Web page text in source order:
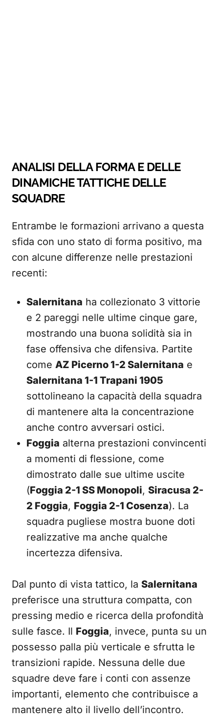
ANALISI DELLA FORMA E DELLE
DINAMICHE TATTICHE DELLE
SQUADRE
Entrambe le formazioni arrivano a questa
sfida con uno stato di forma positivo, ma
con alcune differenze nelle prestazioni
recenti:
Salernitana ha collezionato 3 vittorie
e 2 pareggi nelle ultime cinque gare,
mostrando una buona solidità sia in
fase offensiva che difensiva. Partite
come AZ Picerno 1-2 Salernitana e
Salernitana 1-1 Trapani 1905
sottolineano la capacità della squadra
di mantenere alta la concentrazione
anche contro avversari ostici.
Foggia alterna prestazioni convincenti
a momenti di flessione, come
dimostrato dalle sue ultime uscite
(Foggia 2-1 SS Monopoli, Siracusa 2-
2 Foggia, Foggia 2-1 Cosenza). La
squadra pugliese mostra buone doti
realizzative ma anche qualche
incertezza difensiva.
Dal punto di vista tattico, la Salernitana
preferisce una struttura compatta, con
pressing medio e ricerca della profondità
sulle fasce. Il Foggia, invece, punta su un
possesso palla più verticale e sfrutta le
transizioni rapide. Nessuna delle due
squadre deve fare i conti con assenze
importanti, elemento che contribuisce a
mantenere alto il livello dell’incontro.